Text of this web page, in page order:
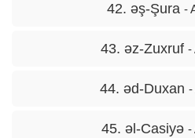
42. əş-Şura -
43. əz-Zuxruf -
44. əd-Duxan -
45. əl-Casiyə -